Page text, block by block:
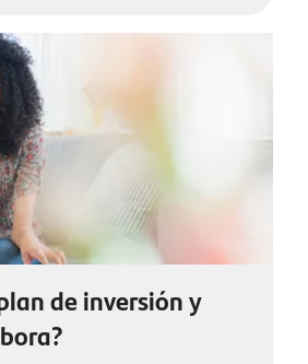
de inversión y